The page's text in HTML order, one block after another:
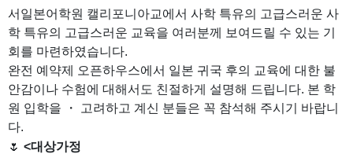
서일본어학원 캘리포니아교에서 사학 특유의 고급스러운 사
학 특유의 고급스러운 교육을 여러분께 보여드릴 수 있는 기
회를 마련하였습니다.
완전 예약제 오픈하우스에서 일본 귀국 후의 교육에 대한 불
안감이나 수험에 대해서도 친절하게 설명해 드립니다. 본 학
원 입학을 ・ 고려하고 계신 분들은 꼭 참석해 주시기 바랍니
다.
🌷 <대상가정